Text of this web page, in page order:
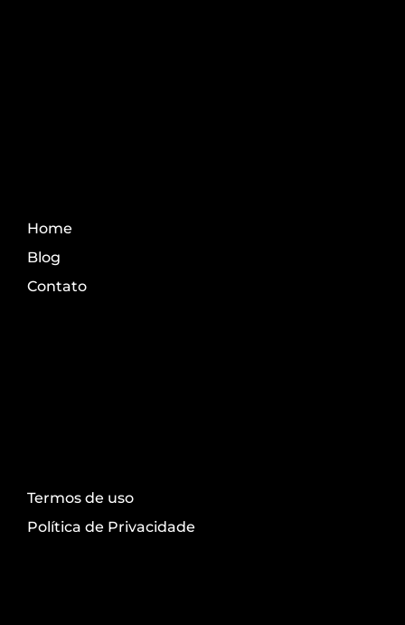
Home
Blog
Contato
Termos de uso
Política de Privacidade